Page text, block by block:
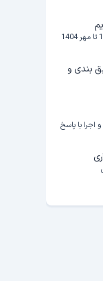
بندی و
اجرا با پاسخ